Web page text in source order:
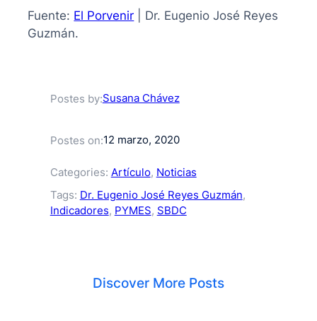
Fuente: El Porvenir | Dr. Eugenio José Reyes
Guzmán.
Postes by:Susana Chávez
Postes on:12 marzo, 2020
Categories: Artículo, Noticias
Tags: Dr. Eugenio José Reyes Guzmán
Indicadores, PYMES, SBDC
Discover More Posts